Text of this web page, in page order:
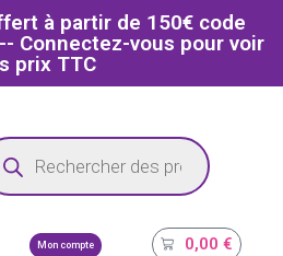
à partir de 150€ code
Connectez-vous pour voir
prix TTC
professionnels de la santé
Mon compte 0,00€